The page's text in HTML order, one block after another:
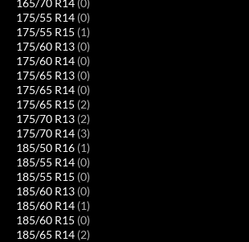
165/70 R14 (0)
175/55 R14 (0)
175/55 R15 (1)
175/60 R13 (0)
175/60 R14 (0)
175/65 R13 (0)
175/65 R14 (0)
175/65 R15 (2)
175/70 R13 (2)
175/70 R14 (3)
185/50 R16 (1)
185/55 R14 (0)
185/55 R15 (0)
185/60 R13 (0)
185/60 R14 (1)
185/60 R15 (0)
185/65 R14 (2)